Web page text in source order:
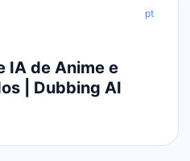
pt
IA de Anime e
| Dubbing AI